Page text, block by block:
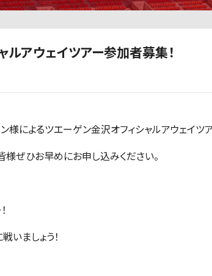
ルアウェイツアー参加者募集！
様によるツエーゲン金沢オフィシャルアウェイツ
ぜひお早めにお申し込みください。
いましょう！